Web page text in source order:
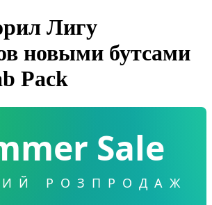
Лигу
новыми бутсами
Pack
Sale
РОЗПРОДАЖ